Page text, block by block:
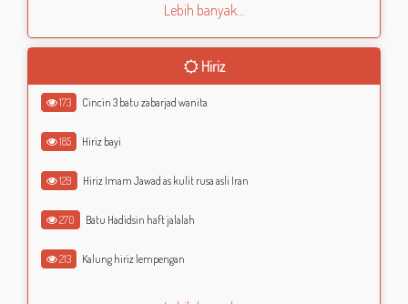
Lebih banyak...
Hiriz
173 Cincin 3 batu zabarjad wanita
185 Hiriz bayi
129 Hiriz Imam Jawad as kulit rusa asli Iran
270 Batu Hadidsin haft jalalah
213 Kalung hiriz lempengan